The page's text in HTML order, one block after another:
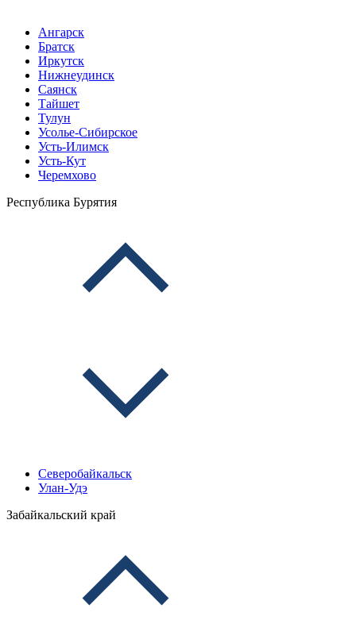
Ангарск
Братск
Иркутск
Нижнеудинск
Саянск
Тайшет
Тулун
Усолье-Сибирское
Усть-Илимск
Усть-Кут
Черемхово
Республика Бурятия
Северобайкальск
Улан-Удэ
Забайкальский край